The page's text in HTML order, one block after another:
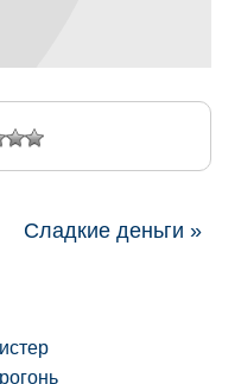
Сладкие деньги »